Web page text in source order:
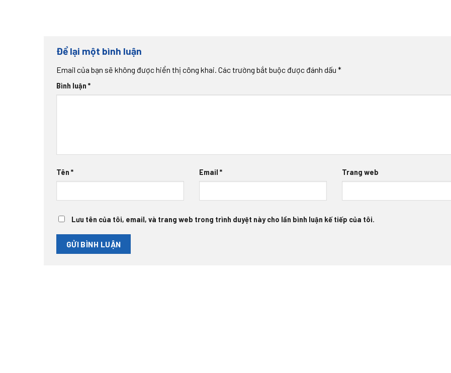
Để lại một bình luận
Email của bạn sẽ không được hiển thị công khai. Các trường bắt buộc được đánh dấu *
Bình luận *
Tên * Email* Trang web
Lưu tên của tôi, email, và trang web trong trình duyệt này cho lần bình luận kế tiếp của tôi.